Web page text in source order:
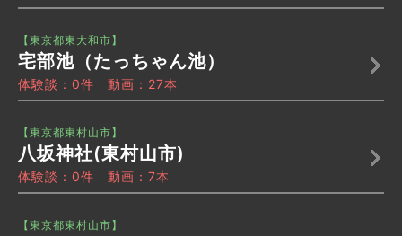
【東京都東大和市】
宅部池（たっちゃん池）
体験談：0件 動画：27本
【東京都東村山市】
八坂神社(東村山市)
体験談：0件 動画：7本
【東京都東村山市】